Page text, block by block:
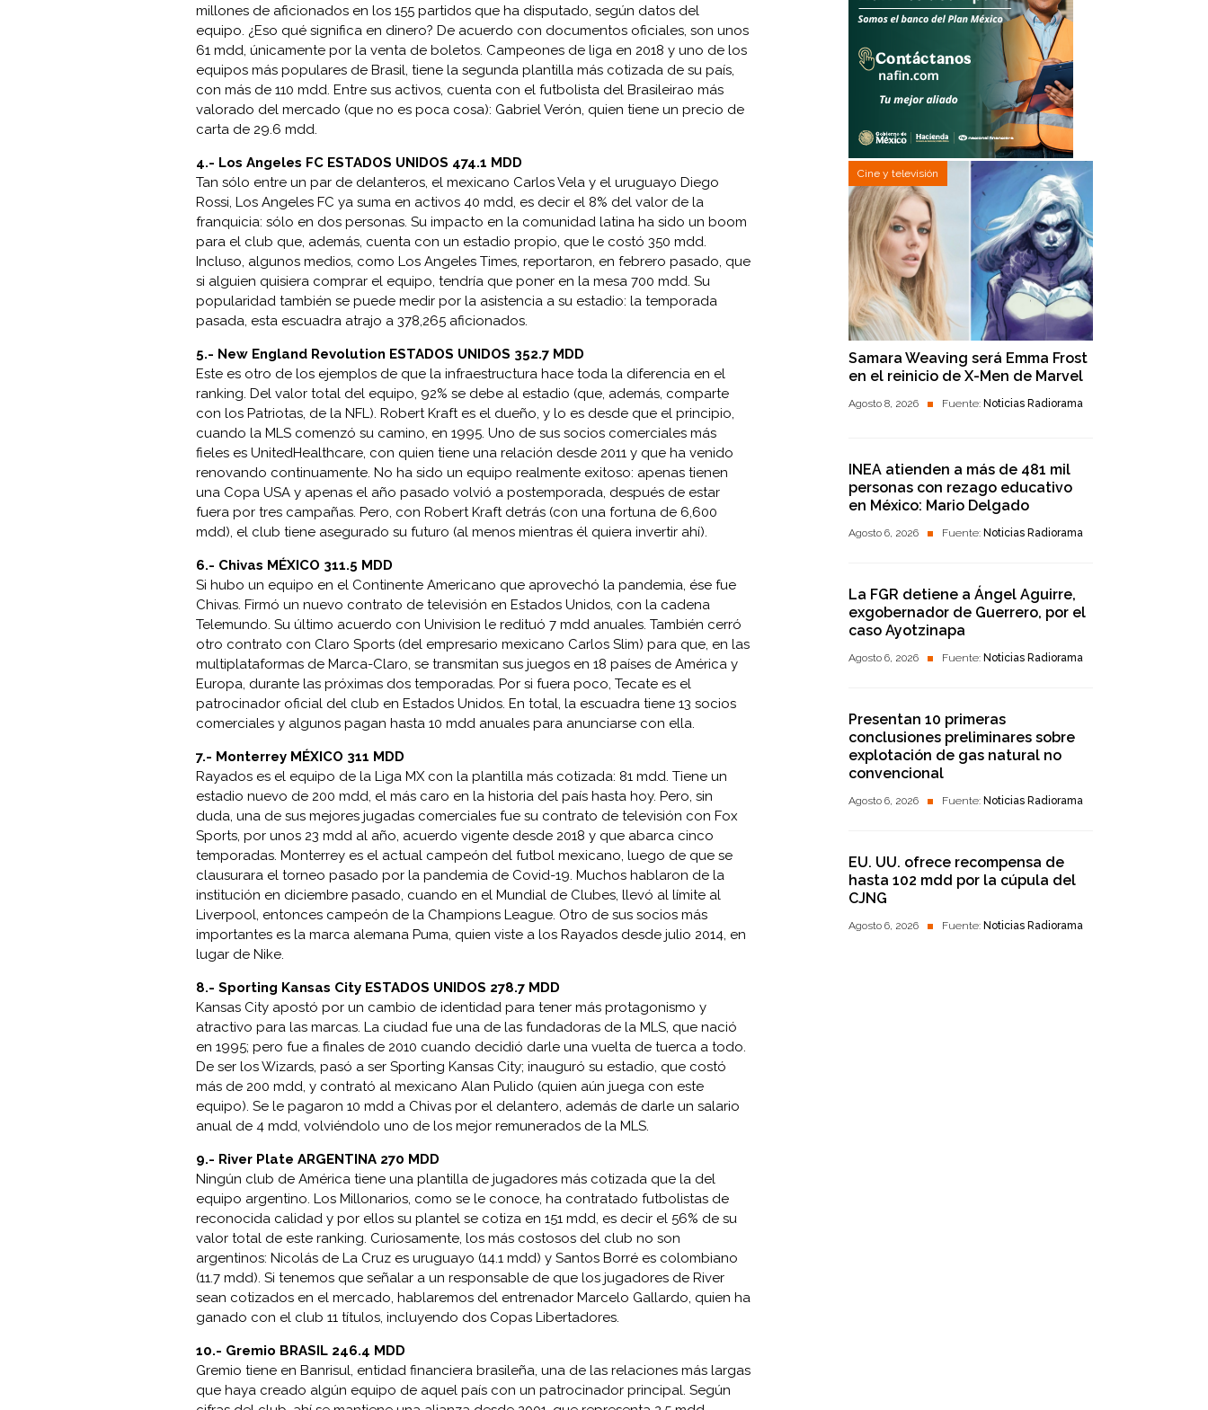
millones de aficionados en los 155 partidos que ha disputado, según datos del
equipo. ¿Eso qué significa en dinero? De acuerdo con documentos oficiales, son unos
61 mdd, únicamente por la venta de boletos. Campeones de liga en 2018 y uno de los
equipos más populares de Brasil, tiene la segunda plantilla más cotizada de su país,
con más de 110 mdd. Entre sus activos, cuenta con el futbolista del Brasileirao más
valorado del mercado (que no es poca cosa): Gabriel Verón, quien tiene un precio de
carta de 29.6 mdd.
4.- Los Angeles FC ESTADOS UNIDOS 474.1 MDD
Tan sólo entre un par de delanteros, el mexicano Carlos Vela y el uruguayo Diego
Rossi, Los Angeles FC ya suma en activos 40 mdd, es decir el 8% del valor de la
franquicia: sólo en dos personas. Su impacto en la comunidad latina ha sido un boom
para el club que, además, cuenta con un estadio propio, que le costó 350 mdd.
Incluso, algunos medios, como Los Angeles Times, reportaron, en febrero pasado, que
si alguien quisiera comprar el equipo, tendría que poner en la mesa 700 mdd. Su
popularidad también se puede medir por la asistencia a su estadio: la temporada
pasada, esta escuadra atrajo a 378,265 aficionados.
5.- New England Revolution ESTADOS UNIDOS 352.7 MDD
Este es otro de los ejemplos de que la infraestructura hace toda la diferencia en el
ranking. Del valor total del equipo, 92% se debe al estadio (que, además, comparte
con los Patriotas, de la NFL). Robert Kraft es el dueño, y lo es desde que el principio,
cuando la MLS comenzó su camino, en 1995. Uno de sus socios comerciales más
fieles es UnitedHealthcare, con quien tiene una relación desde 2011 y que ha venido
renovando continuamente. No ha sido un equipo realmente exitoso: apenas tienen
una Copa USA y apenas el año pasado volvió a postemporada, después de estar
fuera por tres campañas. Pero, con Robert Kraft detrás (con una fortuna de 6,600
mdd), el club tiene asegurado su futuro (al menos mientras él quiera invertir ahí).
6.- Chivas MÉXICO 311.5 MDD
Si hubo un equipo en el Continente Americano que aprovechó la pandemia, ése fue
Chivas. Firmó un nuevo contrato de televisión en Estados Unidos, con la cadena
Telemundo. Su último acuerdo con Univision le redituó 7 mdd anuales. También cerró
otro contrato con Claro Sports (del empresario mexicano Carlos Slim) para que, en las
multiplataformas de Marca-Claro, se transmitan sus juegos en 18 países de América y
Europa, durante las próximas dos temporadas. Por si fuera poco, Tecate es el
patrocinador oficial del club en Estados Unidos. En total, la escuadra tiene 13 socios
comerciales y algunos pagan hasta 10 mdd anuales para anunciarse con ella.
7.- Monterrey MÉXICO 311 MDD
Rayados es el equipo de la Liga MX con la plantilla más cotizada: 81 mdd. Tiene un
estadio nuevo de 200 mdd, el más caro en la historia del país hasta hoy. Pero, sin
duda, una de sus mejores jugadas comerciales fue su contrato de televisión con Fox
Sports, por unos 23 mdd al año, acuerdo vigente desde 2018 y que abarca cinco
temporadas. Monterrey es el actual campeón del futbol mexicano, luego de que se
clausurara el torneo pasado por la pandemia de Covid-19. Muchos hablaron de la
institución en diciembre pasado, cuando en el Mundial de Clubes, llevó al límite al
Liverpool, entonces campeón de la Champions League. Otro de sus socios más
importantes es la marca alemana Puma, quien viste a los Rayados desde julio 2014, en
lugar de Nike.
8.- Sporting Kansas City ESTADOS UNIDOS 278.7 MDD
Kansas City apostó por un cambio de identidad para tener más protagonismo y
atractivo para las marcas. La ciudad fue una de las fundadoras de la MLS, que nació
en 1995; pero fue a finales de 2010 cuando decidió darle una vuelta de tuerca a todo.
De ser los Wizards, pasó a ser Sporting Kansas City; inauguró su estadio, que costó
más de 200 mdd, y contrató al mexicano Alan Pulido (quien aún juega con este
equipo). Se le pagaron 10 mdd a Chivas por el delantero, además de darle un salario
anual de 4 mdd, volviéndolo uno de los mejor remunerados de la MLS.
9.- River Plate ARGENTINA 270 MDD
Ningún club de América tiene una plantilla de jugadores más cotizada que la del
equipo argentino. Los Millonarios, como se le conoce, ha contratado futbolistas de
reconocida calidad y por ellos su plantel se cotiza en 151 mdd, es decir el 56% de su
valor total de este ranking. Curiosamente, los más costosos del club no son
argentinos: Nicolás de La Cruz es uruguayo (14.1 mdd) y Santos Borré es colombiano
(11.7 mdd). Si tenemos que señalar a un responsable de que los jugadores de River
sean cotizados en el mercado, hablaremos del entrenador Marcelo Gallardo, quien ha
ganado con el club 11 títulos, incluyendo dos Copas Libertadores.
10.- Gremio BRASIL 246.4 MDD
Gremio tiene en Banrisul, entidad financiera brasileña, una de las relaciones más largas
que haya creado algún equipo de aquel país con un patrocinador principal. Según
Cine y televisión
Samara Weaving será Emma Frost
en el reinicio de X-Men de Marvel
Agosto 8, 2026 Fuente: Noticias Radiorama
INEA atienden a más de 481 mil
personas con rezago educativo
en México: Mario Delgado
Agosto 6, 2026 Fuente: Noticias Radiorama
La FGR detiene a Ángel Aguirre,
exgobernador de Guerrero, por el
caso Ayotzinapa
Agosto 6, 2026 Fuente: Noticias Radiorama
Presentan 10 primeras
conclusiones preliminares sobre
explotación de gas natural no
convencional
Agosto 6, 2026 Fuente: Noticias Radiorama
EU. UU. ofrece recompensa de
hasta 102 mdd por la cúpula del
CJNG
Agosto 6, 2026 Fuente: Noticias Radiorama